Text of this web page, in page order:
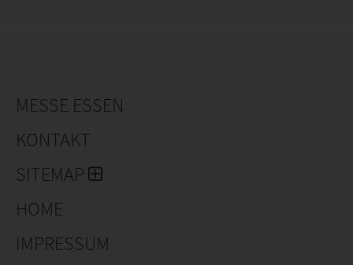
MESSE ESSEN
KONTAKT
SITEMAP
HOME
IMPRESSUM